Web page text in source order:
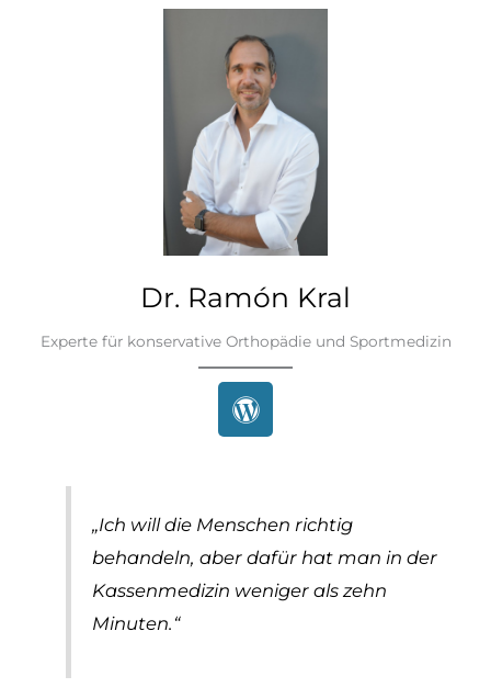
Dr. Ramón Kral
Experte für konservative Orthopädie und Sportmedizin
„Ich will die Menschen richtig
behandeln, aber dafür hat man in der
Kassenmedizin weniger als zehn
Minuten.“